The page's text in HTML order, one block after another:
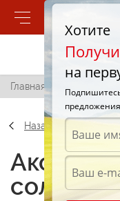
Позвонить
Главная /
Назад
солнца
Хотите
на